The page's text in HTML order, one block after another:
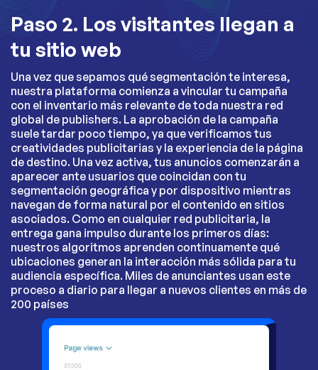
Paso 2. Los visitantes llegan a
tu sitio web
Una vez que sepamos qué segmentación te interesa,
nuestra plataforma comienza a vincular tu campaña
con el inventario más relevante de toda nuestra red
global de publishers. La aprobación de la campaña
suele tardar poco tiempo, ya que verificamos tus
creatividades publicitarias y la experiencia de la página
de destino. Una vez activa, tus anuncios comenzarán a
aparecer ante usuarios que coincidan con tu
segmentación geográfica y por dispositivo mientras
navegan de forma natural por el contenido en sitios
asociados. Como en cualquier red publicitaria, la
entrega gana impulso durante los primeros días:
nuestros algoritmos aprenden continuamente qué
ubicaciones generan la interacción más sólida para tu
audiencia específica. Miles de anunciantes usan este
proceso a diario para llegar a nuevos clientes en más de
200 países